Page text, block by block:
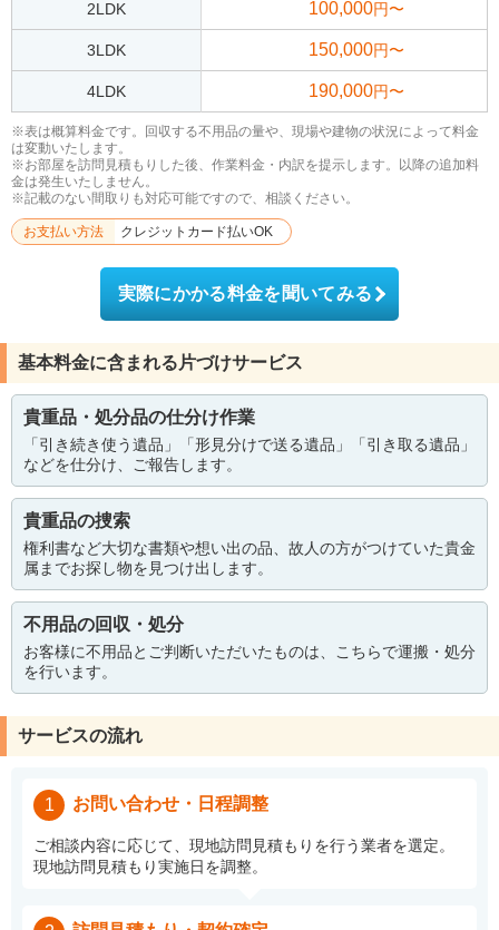
2LDK 100,000円〜
3LDK 150,000円〜
4LDK 190,000円〜
※表は概算料金です。回収する不用品の量や、現場や建物の状況によって料金
は変動いたします。
※お部屋を訪問見積もりした後、作業料金・内訳を提示します。以降の追加料
金は発生いたしません。
※記載のない間取りも対応可能ですので、相談ください。
お支払い方法 クレジットカード払いOK
実際にかかる料金を聞いてみる
基本料金に含まれる片づけサービス
貴重品・処分品の仕分け作業
「引き続き使う遺品」「形見分けで送る遺品」「引き取る遺品」
などを仕分け、ご報告します。
貴重品の捜索
権利書など大切な書類や想い出の品、故人の方がつけていた貴金
属までお探し物を見つけ出します。
不用品の回収・処分
お客様に不用品とご判断いただいたものは、こちらで運搬・処分
を行います。
サービスの流れ
1 お問い合わせ・日程調整
ご相談内容に応じて、現地訪問見積もりを行う業者を選定。
現地訪問見積もり実施日を調整。